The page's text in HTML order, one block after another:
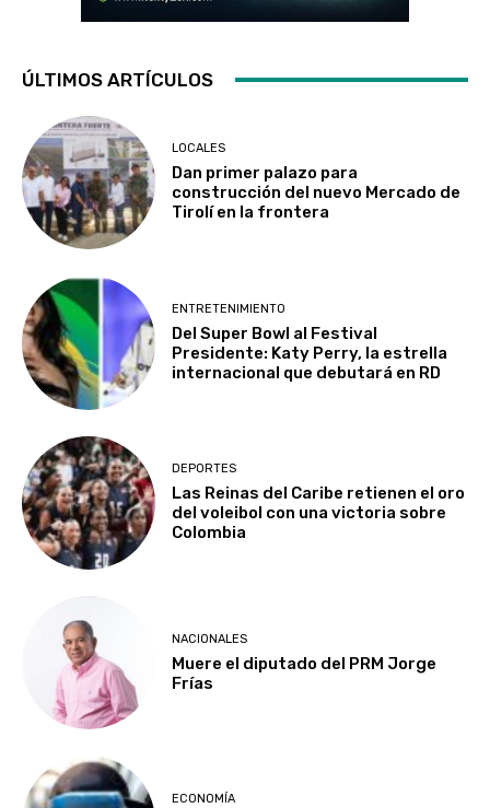
ÚLTIMOS ARTÍCULOS
LOCALES
Dan primer palazo para
construcción del nuevo Mercado de
Tirolí en la frontera
ENTRETENIMIENTO
Del Super Bowl al Festival
Presidente: Katy Perry, la estrella
internacional que debutará en RD
DEPORTES
Las Reinas del Caribe retienen el oro
del voleibol con una victoria sobre
Colombia
NACIONALES
Muere el diputado del PRM Jorge
Frías
ECONOMÍA